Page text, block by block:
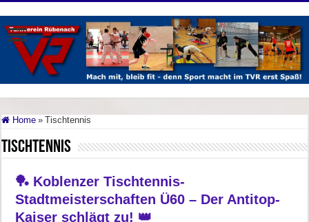
Home » Tischtennis
Tischtennis
🏓 Koblenzer Tischtennis-
Stadtmeisterschaften Ü60 – Der Antitop-
Kaiser schlägt zu! 👑